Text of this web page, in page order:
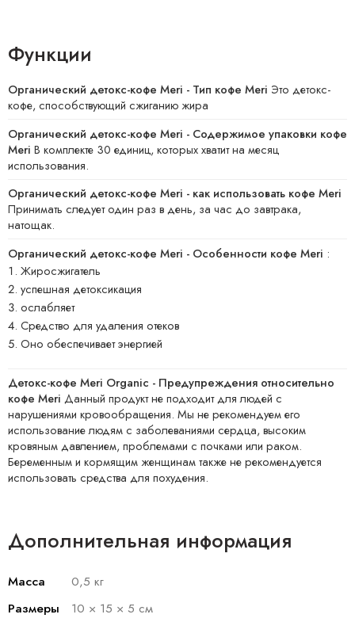
Функции
Органический детокс-кофе Meri - Тип кофе Meri Это детокс-
кофе, способствующий сжиганию жира
Органический детокс-кофе Meri - Содержимое упаковки кофе
Meri В комплекте 30 единиц, которых хватит на месяц
использования.
Органический детокс-кофе Meri - как использовать кофе Meri
Принимать следует один раз в день, за час до завтрака,
натощак.
Органический детокс-кофе Meri - Особенности кофе Meri :
Жиросжигатель
успешная детоксикация
ослабляет
Средство для удаления отеков
Оно обеспечивает энергией
Детокс-кофе Meri Organic - Предупреждения относительно
кофе Meri Данный продукт не подходит для людей с
нарушениями кровообращения. Мы не рекомендуем его
использование людям с заболеваниями сердца, высоким
кровяным давлением, проблемами с почками или раком.
Беременным и кормящим женщинам также не рекомендуется
использовать средства для похудения.
Дополнительная информация
Масса
0,5 кг
Размеры
10 × 15 × 5 см